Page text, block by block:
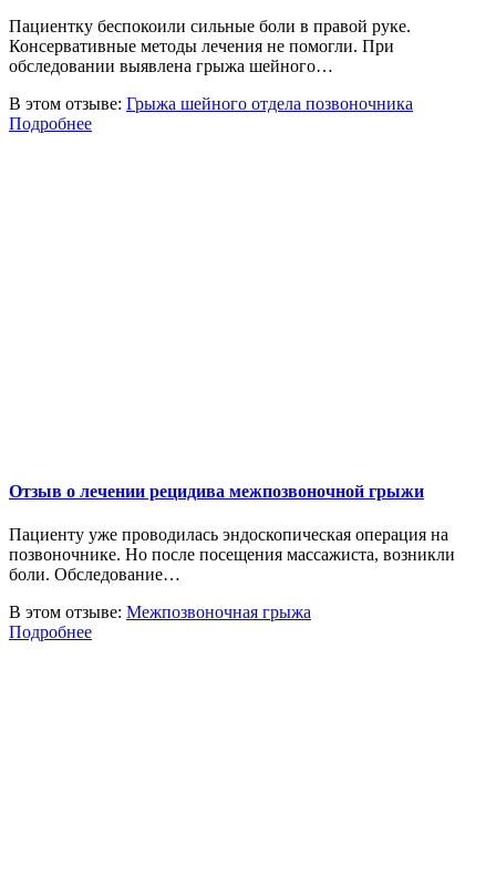
Пациентку беспокоили сильные боли в правой руке.
Консервативные методы лечения не помогли. При
обследовании выявлена грыжа шейного…
В этом отзыве: Грыжа шейного отдела позвоночника
Подробнее
Отзыв о лечении рецидива межпозвоночной грыжи
Пациенту уже проводилась эндоскопическая операция на
позвоночнике. Но после посещения массажиста, возникли
боли. Обследование…
В этом отзыве: Межпозвоночная грыжа
Подробнее